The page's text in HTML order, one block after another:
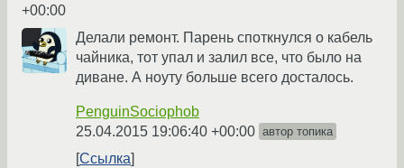
+00:00
Делали ремонт. Парень споткнулся о кабель
чайника, тот упал и залил все, что было на
диване. А ноуту больше всего досталось.
PenguinSociophob
25.04.2015 19:06:40 +00:00 автор топика
Ссылка